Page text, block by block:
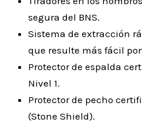
segura del BNS.
Sistema de extracción
que resulte más fácil
Protector de espalda
Nivel 1.
Protector de pecho
(Stone Shield).